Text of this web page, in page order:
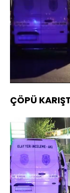
Sesi
Aç
ÇÖPÜ